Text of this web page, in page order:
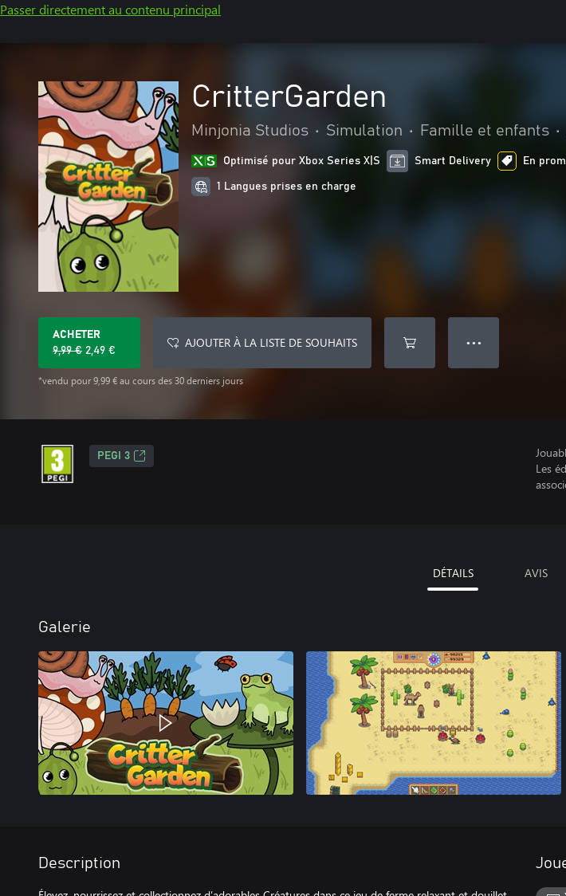
Passer directement au contenu principal
CritterGarden
Minjonia Studios • Simulation • Famille et enfants •
Optimisé pour Xbox Series X|S Smart Delivery En
1 Langues prises en charge
ACHETER
9,99 € 2,49 €
*vendu pour 9,99 € au cours des 30 derniers jours
AJOUTER À LA LISTE DE SOUHAITS ● ● ●
PEGI 3
Les
DÉTAILS AVIS
Galerie
Description